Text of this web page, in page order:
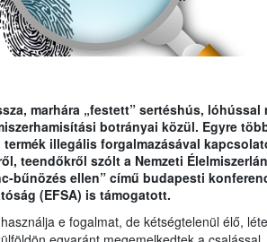
marhára „festett” sertéshús, lóhússal
botrányai közül. Egyre
illegális forgalmazásával
teendőkről szólt a Nemzeti
bűnözés ellen” című budapesti
(EFSA) is támogatott.
e fogalmat, de kétségtelenül élő,